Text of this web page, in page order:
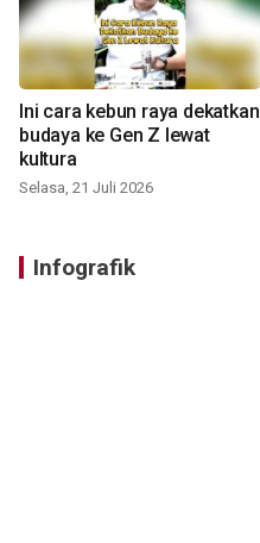
Ini cara kebun raya dekatkan
budaya ke Gen Z lewat
kultura
Selasa, 21 Juli 2026
Infografik